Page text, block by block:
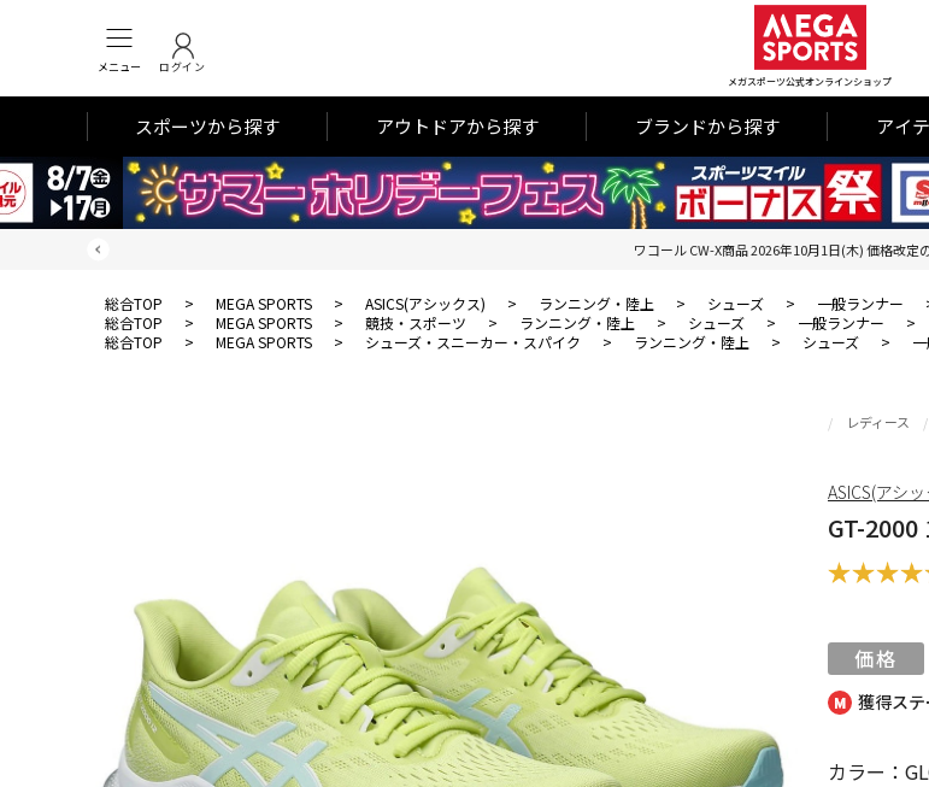
メニュー ログイン
メガスポーツ公式オンラインショップ
スポーツから探す アウトドアから探す ブランドから探す アイ
ワコール CW-X商品 2026年10月1日(木) 価格改定
総合TOP > MEGA SPORTS > ASICS(アシックス) > ランニング・陸上 > シューズ > 一般ランナー
総合TOP
> MEGA SPORTS > 競技・スポーツ > ランニング・陸上 > シューズ > 一般ランナー >
総合TOP
> MEGA SPORTS > シューズ・スニーカー・スパイク > ランニング・陸上 > シューズ >
獲得ス
レディース
GT-
カラー：
ASICS(アシ